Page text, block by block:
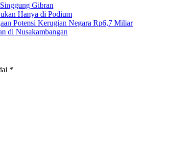
Gibran
Hanya di Podium
Potensi Kerugian Negara Rp6,7 Miliar
di Nusakambangan
*